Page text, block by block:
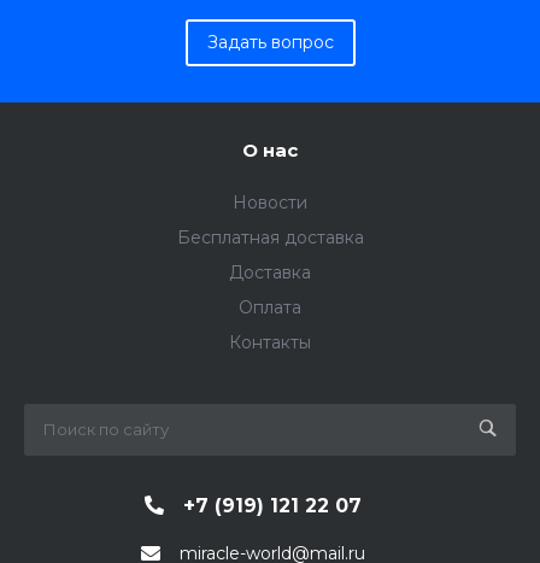
Задать вопрос
О нас
Новости
Бесплатная доставка
Доставка
Оплата
Контакты
+7 (919) 121 22 07
miracle-world@mail.ru